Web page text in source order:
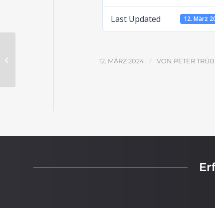
Last Updated 12. März
12. MÄRZ 2024 / VON PETER TRÜB